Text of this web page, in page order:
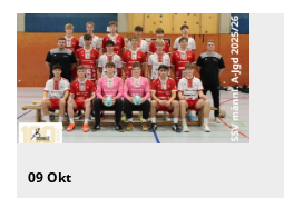
09 Okt